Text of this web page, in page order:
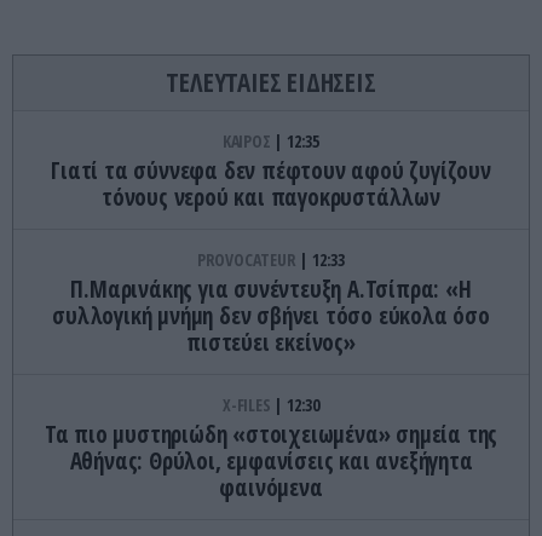
ΤΕΛΕΥΤΑΙΕΣ ΕΙΔΗΣΕΙΣ
ΚΑΙΡΟΣ 12:35
Γιατί τα σύννεφα δεν πέφτουν αφού ζυγίζουν
τόνους νερού και παγοκρυστάλλων
PROVOCATEUR 12:33
Π.Μαρινάκης για συνέντευξη Α.Τσίπρα: «Η
συλλογική μνήμη δεν σβήνει τόσο εύκολα όσο
πιστεύει εκείνος»
X-FILES 12:30
Τα πιο μυστηριώδη «στοιχειωμένα» σημεία της
Αθήνας: Θρύλοι, εμφανίσεις και ανεξήγητα
φαινόμενα